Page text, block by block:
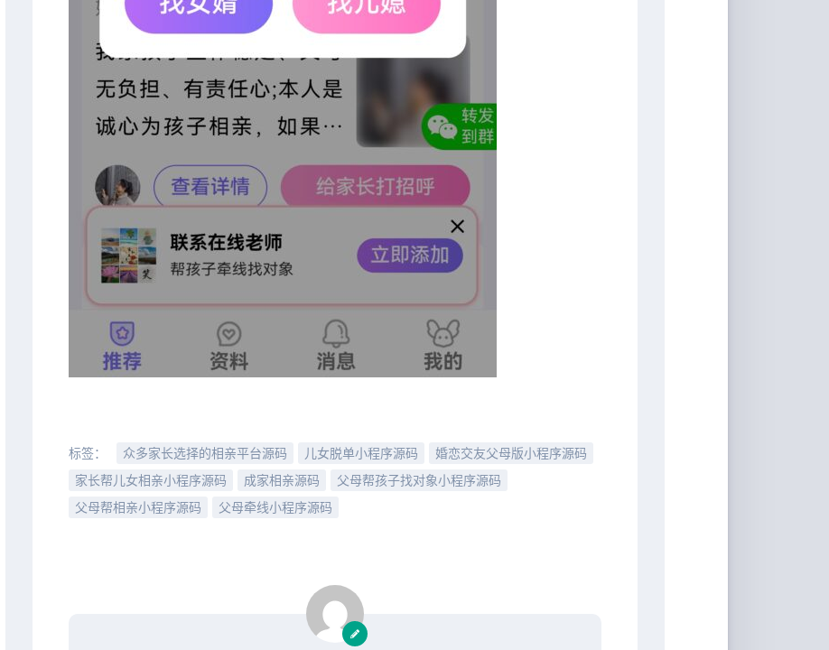
标签： 众多家长选择的相亲平台源码 儿女脱单小程序源码
婚恋交友父母版小程序源码
家长帮儿女相亲小程序源码
成家相亲源码
父母帮孩子找对象小程序源码
父母帮相亲小程序源码
父母牵线小程序源码